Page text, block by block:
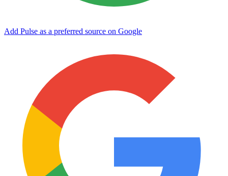
Add Pulse as a preferred source on Google